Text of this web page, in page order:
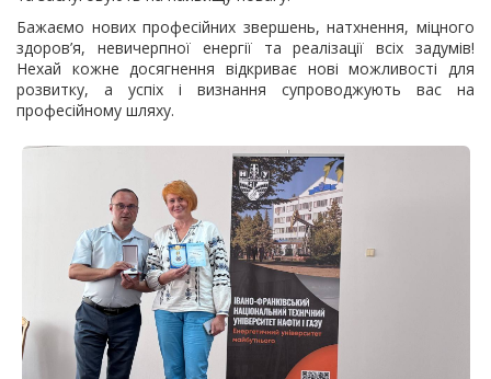
Бажаємо нових професійних звершень, натхнення, міцного
здоров’я, невичерпної енергії та реалізації всіх задумів!
Нехай кожне досягнення відкриває нові можливості для
розвитку, а успіх і визнання супроводжують вас на
професійному шляху.